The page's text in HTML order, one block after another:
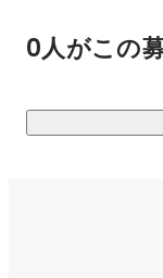
★WEB制作・シス
ます。
想いやアイデアを
\「関わった人の明
とりが自分のペー
整えることを大切
0人がこの